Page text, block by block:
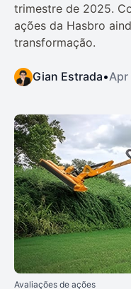
trimestre de 2025.
ações da Hasbro
transformação.
Gian Estrada•Apr
Avaliações de ações